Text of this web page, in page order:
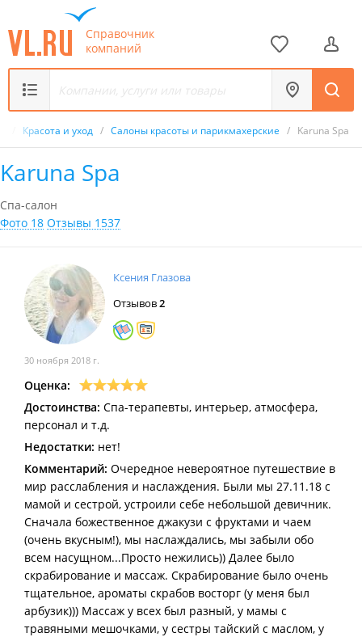
Справочник
компаний
Красота и уход / Салоны красоты и парикмахерские / Karuna Spa
Karuna Spa
Спа-салон
Фото 18 Отзывы 1537
Ксения Глазова
Отзывов2
30 ноября 2018 г.
Оценка:
Достоинства: Спа-терапевты, интерьер, атмосфера,
персонал и т.д.
Недостатки: нет!
Комментарий: Очередное невероятное путешествие в
мир расслабления и наслаждения. Были мы 27.11.18 с
мамой и сестрой, устроили себе небольшой девичник.
Сначала божественное джакузи с фруктами и чаем
(очень вкусным!), мы наслаждались, мы забыли обо
всем насущном...Просто нежились)) Далее было
скрабирование и массаж. Скрабирование было очень
тщательное, ароматы скрабов восторг (у меня был
арбузик))) Массаж у всех был разный, у мамы с
травяными мешочками, у сестры тайский с маслом, у